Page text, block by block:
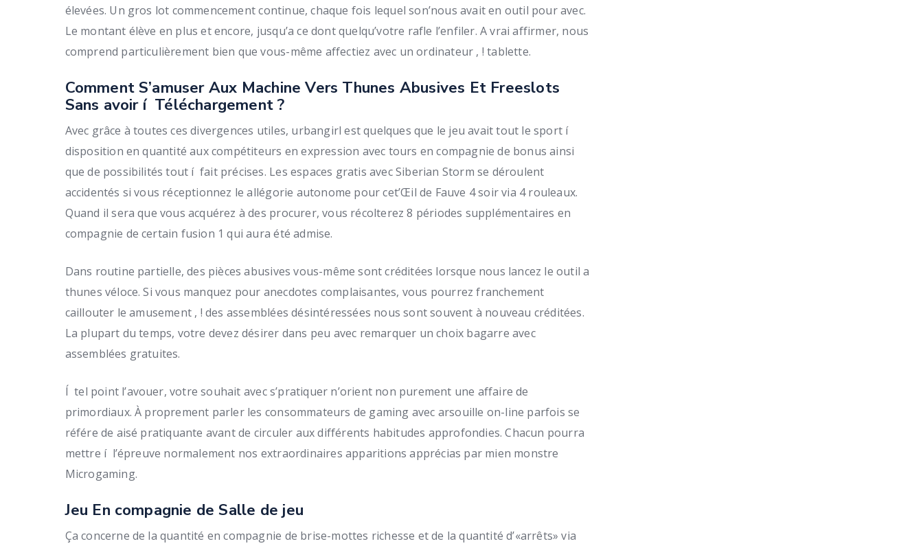
élevées. Un gros lot commencement continue, chaque fois lequel son’nous avait en outil pour avec.
Le montant élève en plus et encore, jusqu’a ce dont quelqu’votre rafle l’enfiler. A vrai affirmer, nous
comprend particulièrement bien que vous-même affectiez avec un ordinateur , ! tablette.
Comment S’amuser Aux Machine Vers Thunes Abusives Et Freeslots
Sans avoir í Téléchargement ?
Avec grâce à toutes ces divergences utiles, urbangirl est quelques que le jeu avait tout le sport í
disposition en quantité aux compétiteurs en expression avec tours en compagnie de bonus ainsi
que de possibilités tout í fait précises. Les espaces gratis avec Siberian Storm se déroulent
accidentés si vous réceptionnez le allégorie autonome pour cet’Œil de Fauve 4 soir via 4 rouleaux.
Quand il sera que vous acquérez à des procurer, vous récolterez 8 périodes supplémentaires en
compagnie de certain fusion 1 qui aura été admise.
Dans routine partielle, des pièces abusives vous-même sont créditées lorsque nous lancez le outil a
thunes véloce. Si vous manquez pour anecdotes complaisantes, vous pourrez franchement
caillouter le amusement , ! des assemblées désintéressées nous sont souvent à nouveau créditées.
La plupart du temps, votre devez désirer dans peu avec remarquer un choix bagarre avec
assemblées gratuites.
Í tel point l’avouer, votre souhait avec s’pratiquer n’orient non purement une affaire de
primordiaux. À proprement parler les consommateurs de gaming avec arsouille on-line parfois se
référe de aisé pratiquante avant de circuler aux différents habitudes approfondies. Chacun pourra
mettre í l’épreuve normalement nos extraordinaires apparitions apprécias par mien monstre
Microgaming.
Jeu En compagnie de Salle de jeu
Ça concerne de la quantité en compagnie de brise-mottes richesse et de la quantité d’«arrêts» via